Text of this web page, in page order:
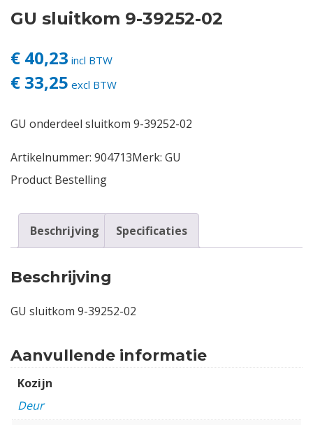
Vacatures
GU sluitkom 9-39252-02
€ 40,23 incl BTW
€ 33,25 excl BTW
GU onderdeel sluitkom 9-39252-02
Artikelnummer: 904713Merk: GU
Product Bestelling
Beschrijving Specificaties
Beschrijving
GU sluitkom 9-39252-02
Aanvullende informatie
Kozijn
Deur